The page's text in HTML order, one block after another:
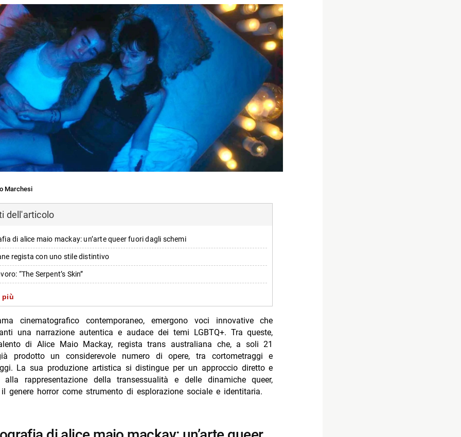
Marchesi
dell'articolo
di alice maio mackay: un’arte queer fuori dagli schemi
regista con uno stile distintivo
“The Serpent’s Skin”
principali del film
distintive de “the serpent’s skin”
diretto alla sessualità queer
del potere magico
ed estetici affrontati nel film
discriminazioni e alla violenza
ed estetica narrativa
da Jump the shark
più
cinematografico contemporaneo, emergono voci innovative che
una narrazione autentica e audace dei temi LGBTQ+. Tra queste,
di Alice Maio Mackay, regista trans australiana che, a soli 21
prodotto un considerevole numero di opere, tra cortometraggi e
La sua produzione artistica si distingue per un approccio diretto e
rappresentazione della transessualità e delle dinamiche queer,
genere horror come strumento di esplorazione sociale e identitaria.